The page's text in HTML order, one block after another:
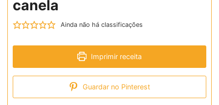
canela
Ainda não há classificações
Imprimir receita
Guardar no Pinterest